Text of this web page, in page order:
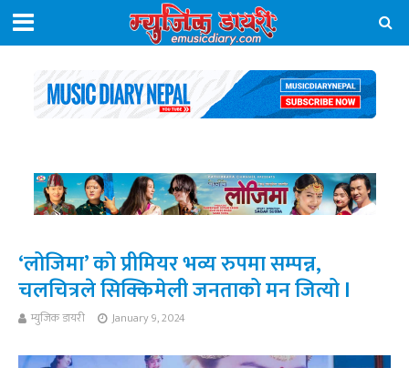
‘लोजिमा’ को प्रीमियर भव्य रुपमा सम्पन्न,
चलचित्रले सिक्किमेली जनताको मन जित्यो l
म्युजिक डायरी January 9, 2024